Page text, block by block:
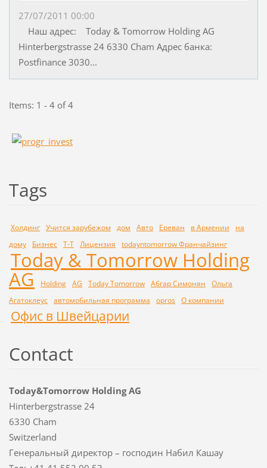
27/07/2011 00:00
Наш адрес: Today & Tomorrow Holding AG
Hinterbergstrasse 24 6330 Cham Адрес банка:
Postfinance 3030...
Items: 1 - 4 of 4
Tags
Холдинг Учится зарубежом дом Авто Ереван в Армении
на
дому
Бизнес Т-Т Лицензия todayntomorrow Франчайзинг
Today & Tomorrow Holding
AG Holding AG Today Tomorrow Абгар Симонян
Ольга
Агатоклеус автомобильная программа opros О компании
Офис в Швейцарии
Contact
Today&Tomorrow Holding AG
Hinterbergstrasse 24
6330 Cham
Switzerland
Генеральный директор – господин Набил Кашау